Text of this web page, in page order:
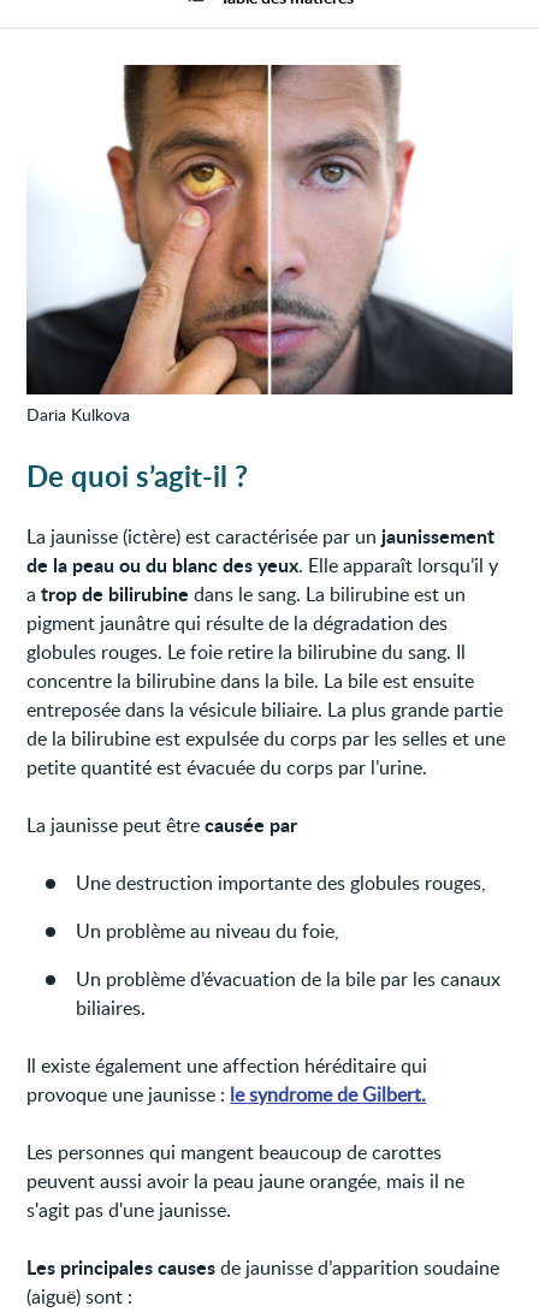
Daria Kulkova
De quoi s’agit-il ?
La jaunisse (ictère) est caractérisée par unjaunissement
de la peau ou du blanc des yeux. Elle apparaît lorsqu’il y
atrop de bilirubine dans le sang. La bilirubine est un
pigment jaunâtre qui résulte de la dégradation des
globules rouges. Le foie retire la bilirubine du sang. Il
concentre la bilirubine dans la bile. La bile est ensuite
entreposée dans la vésicule biliaire. La plus grande partie
de la bilirubine est expulsée du corps par les selles et une
petite quantité est évacuée du corps par l’urine.
La jaunisse peut êtrecausée par
Une destruction importante des globules rouges,
Un problème au niveau du foie,
Un problème d’évacuation de la bile par les canaux
biliaires.
Il existe également une affection héréditaire qui
provoque une jaunisse : le syndrome de Gilbert.
Les personnes qui mangent beaucoup de carottes
peuvent aussi avoir la peau jaune orangée, mais il ne
s'agit pas d'une jaunisse.
Les principales causesde jaunisse d’apparition soudaine
(aiguë) sont :